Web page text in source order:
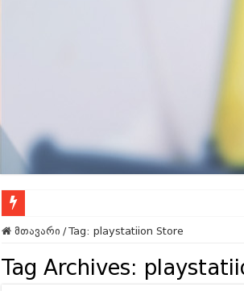
Call Of Duty – გაფაქტეს
გეიმინგ Community გამოკითხვა – შენი აზრი
ვებგვერდის რეორგანიზაცია – GAMESHOP.GE
მთავარი / Tag:playstatiion Store
Tag Archives: